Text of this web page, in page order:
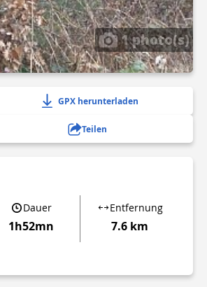
1 photo(s)
GPX herunterladen
Teilen
Dauer
1h52mn
Entfernung
7.6 km